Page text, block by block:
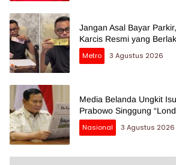
Jangan Asal Bayar
Karcis Resmi yang
Metro
3 Agustus 2026
Media Belanda Ungkit
Prabowo Singgung
Nasional
3 Agustus 2026